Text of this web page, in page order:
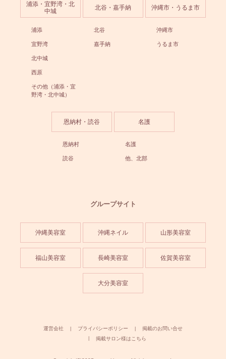
浦添・宜野湾・北
中城
浦添
宜野湾
北中城
西原
その他（浦添・宜
野湾・北中城）
北谷・嘉手納
北谷
嘉手納
沖縄市・うるま市
沖縄市
うるま市
恩納村・読谷
恩納村
読谷
名護
名護
他、北部
グループサイト
沖縄美容室 沖縄ネイル 山形美容室
福山美容室 長崎美容室 佐賀美容室
大分美容室
運営会社 プライバシーポリシー
掲載のお問い合せ
掲載サロン様はこちら